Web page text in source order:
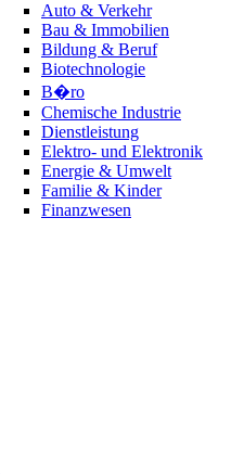
Auto & Verkehr
Bau & Immobilien
Bildung & Beruf
Biotechnologie
B�ro
Chemische Industrie
Dienstleistung
Elektro- und Elektronik
Energie & Umwelt
Familie & Kinder
Finanzwesen